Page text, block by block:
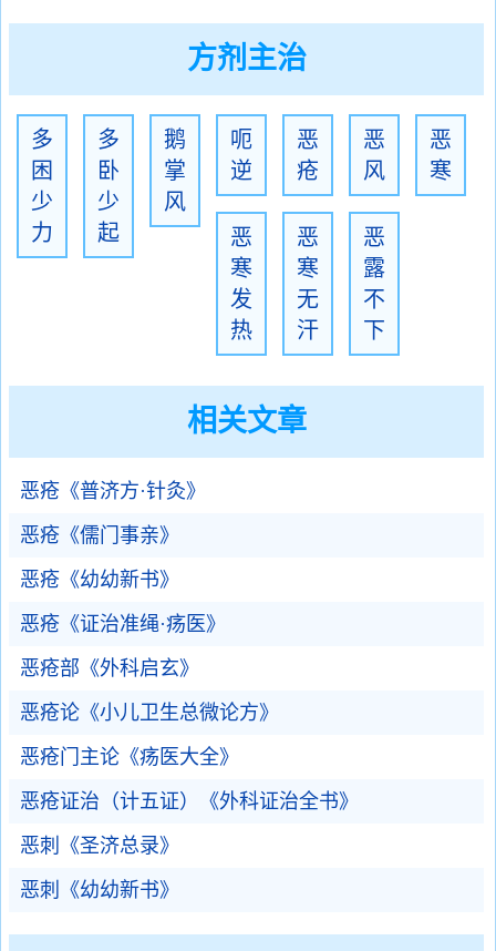
方剂主治
多
困
少
力
多
卧
少
起
鹅
掌
风
呃
逆
恶
疮
恶
风
恶
寒
恶
寒
发
热
恶
寒
无
汗
恶
露
不
下
相关文章
恶疮《普济方·针灸》
恶疮《儒门事亲》
恶疮《幼幼新书》
恶疮《证治准绳·疡医》
恶疮部《外科启玄》
恶疮论《小儿卫生总微论方》
恶疮门主论《疡医大全》
恶疮证治（计五证）《外科证治全书》
恶刺《圣济总录》
恶刺《幼幼新书》